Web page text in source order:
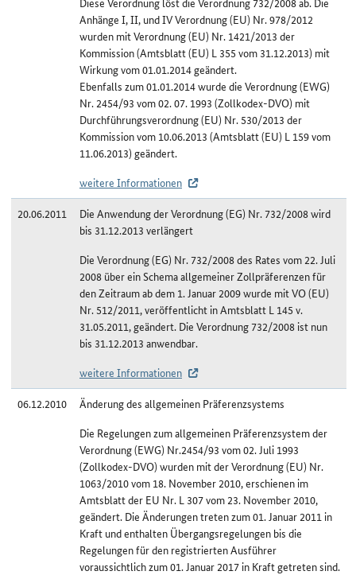
Anhänge I, II, und IV Verordnung (EU) Nr. 978/2012
wurden mit Verordnung (EU) Nr. 1421/2013 der
Kommission (Amtsblatt (EU) L 355 vom 31.12.2013) mit
Wirkung vom 01.01.2014 geändert.
Ebenfalls zum 01.01.2014 wurde die Verordnung (EWG)
Nr. 2454/93 vom 02. 07. 1993 (Zollkodex-DVO) mit
Durchführungsverordnung (EU) Nr. 530/2013 der
Kommission vom 10.06.2013 (Amtsblatt (EU) L 159 vom
11.06.2013) geändert.
weitere Informationen
20.06.2011
Die Anwendung der Verordnung (EG) Nr. 732/2008 wird
bis 31.12.2013 verlängert
Die Verordnung (EG) Nr. 732/2008 des Rates vom 22. Juli
2008 über ein Schema allgemeiner Zollpräferenzen für
den Zeitraum ab dem 1. Januar 2009 wurde mit VO (EU)
Nr. 512/2011, veröffentlicht in Amtsblatt L 145 v.
31.05.2011, geändert. Die Verordnung 732/2008 ist nun
bis 31.12.2013 anwendbar.
weitere Informationen
06.12.2010
Änderung des allgemeinen Präferenzsystems
Die Regelungen zum allgemeinen Präferenzsystem der
Verordnung (EWG) Nr.2454/93 vom 02. Juli 1993
(Zollkodex-DVO) wurden mit der Verordnung (EU) Nr.
1063/2010 vom 18. November 2010, erschienen im
Amtsblatt der EU Nr. L 307 vom 23. November 2010,
geändert. Die Änderungen treten zum 01. Januar 2011 in
Kraft und enthalten Übergangsregelungen bis die
Regelungen für den registrierten Ausführer
voraussichtlich zum 01. Januar 2017 in Kraft getreten sind.